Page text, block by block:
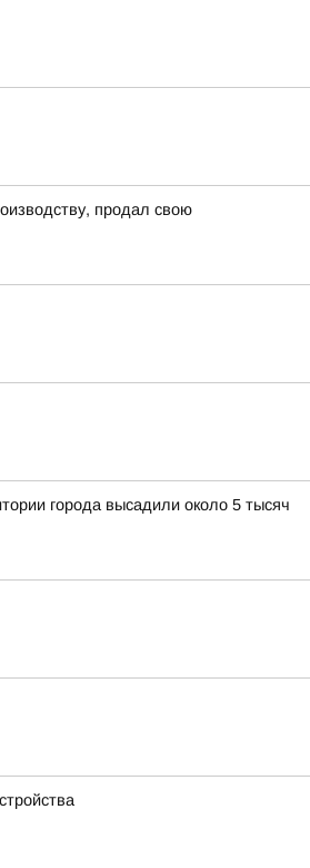
продал свою
города высадили около 5 тысяч